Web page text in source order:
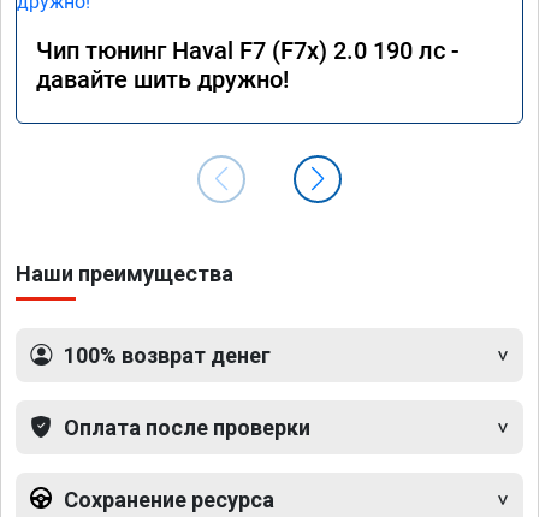
Чип тюнинг Haval F7 (F7x) 2.0 190 лс -
давайте шить дружно!
Наши преимущества
100% возврат денег
Оплата после проверки
Сохранение ресурса